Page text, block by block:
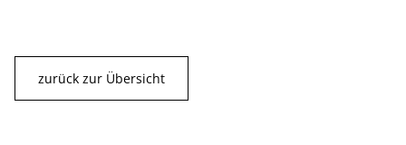
zurück zur Übersicht